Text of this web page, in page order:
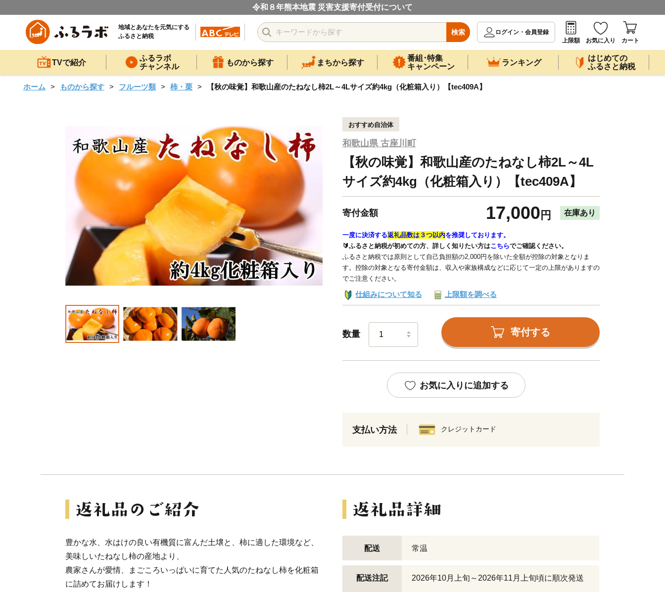
令和８年熊本地震 災害支援寄付受付について
地域とあなたを元気にする
ふるさと納税
検索
ログイン・会員登録
上限額
お気に入り カート
TVで紹介
ふるラボ
チャンネル
ものから探す まちから探す
番組･特集
キャンペーン
ランキング
はじめての
ふるさと納税
ホーム ものから探す フルーツ類 柿・栗 【秋の味覚】和歌山産のたねなし柿2L～4Lサイズ約4kg（化粧箱入り）【tec409A】
おすすめ自治体
和歌山県 古座川町
【秋の味覚】和歌山産のたねなし柿2L～4L
サイズ約4kg（化粧箱入り）【tec409A】
寄付金額 17,000 円 在庫あり
一度に決済する返礼品数は３つ以内を推奨しております。
🔰ふるさと納税が初めての方、詳しく知りたい方はこちらでご確認ください。
ふるさと納税では原則として自己負担額の2,000円を除いた全額が控除の対象となりま
す。控除の対象となる寄付金額は、収入や家族構成などに応じて一定の上限がありますの
でご注意ください。
仕組みについて知る 上限額を調べる
数量 寄付する
お気に入りに追加する
支払い方法 クレジットカード
豊かな水、水はけの良い有機質に富んだ土壌と、柿に適した環境など、
美味しいたねなし柿の産地より、
農家さんが愛情、まごころいっぱいに育てた人気のたねなし柿を化粧箱
に詰めてお届けします！
配送 常温
配送注記 2026年10月上旬～2026年11月上旬頃に順次発送